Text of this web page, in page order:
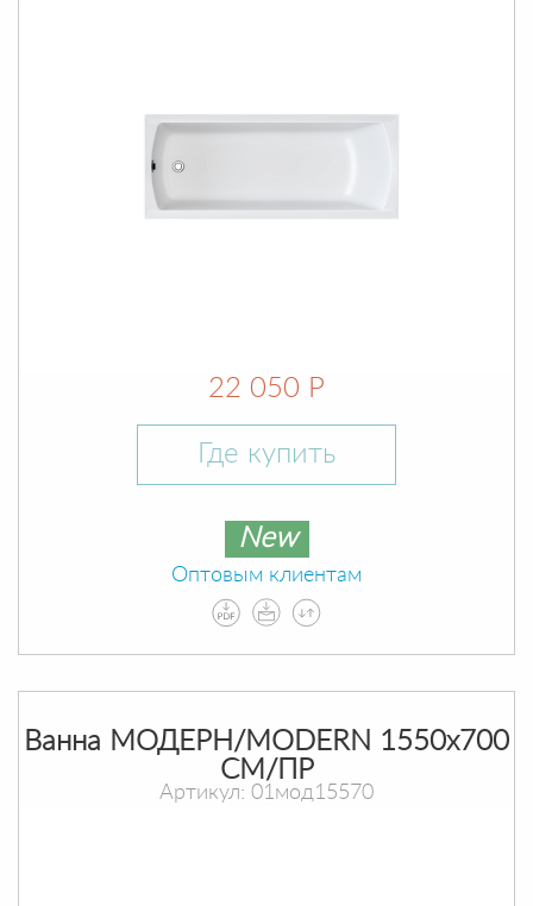
22 050 Р
Где купить
New
Оптовым клиентам
Ванна МОДЕРН/MODERN 1550х700
СМ/ПР
Артикул: 01мод15570